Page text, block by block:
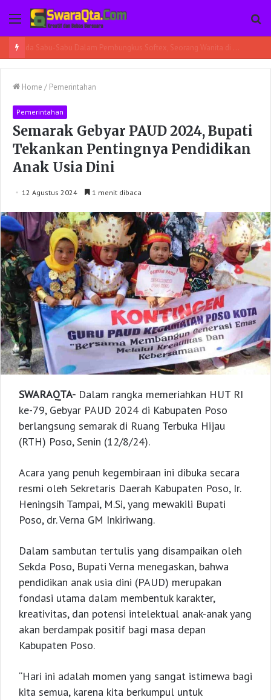
Menu
Home / Pemerintahan
Pemerintahan
Semarak Gebyar PAUD 2024, Bupati
Tekankan Pentingnya Pendidikan
Anak Usia Dini
12 Agustus 2024 1 menit dibaca
SWARAQTA- Dalam rangka memeriahkan HUT RI
ke-79, Gebyar PAUD 2024 di Kabupaten Poso
berlangsung semarak di Ruang Terbuka Hijau
(RTH) Poso, Senin (12/8/24).
Acara yang penuh kegembiraan ini dibuka secara
resmi oleh Sekretaris Daerah Kabupaten Poso, Ir.
Heningsih Tampai, M.Si, yang mewakili Bupati
Poso, dr. Verna GM Inkiriwang.
Dalam sambutan tertulis yang disampaikan oleh
Sekda Poso, Bupati Verna menegaskan, bahwa
pendidikan anak usia dini (PAUD) merupakan
fondasi utama dalam membentuk karakter,
kreativitas, dan potensi intelektual anak-anak yang
akan berdampak positif bagi masa depan
Kabupaten Poso.
“Hari ini adalah momen yang sangat istimewa bagi
kita semua, karena kita berkumpul untuk